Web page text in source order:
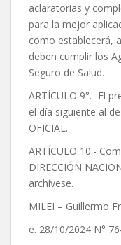
aclaratorias y
para la mejor
como establecerá,
deben cumplir los
Seguro de Salud.
ARTÍCULO 9°.- El
el día siguiente al
OFICIAL.
ARTÍCULO 10.-
DIRECCIÓN
archívese.
MILEI – Guillermo
e. 28/10/2024 N°